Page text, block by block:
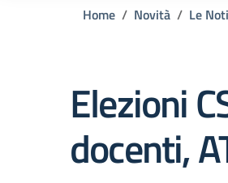
Home Novità Le
Elezioni
docenti,